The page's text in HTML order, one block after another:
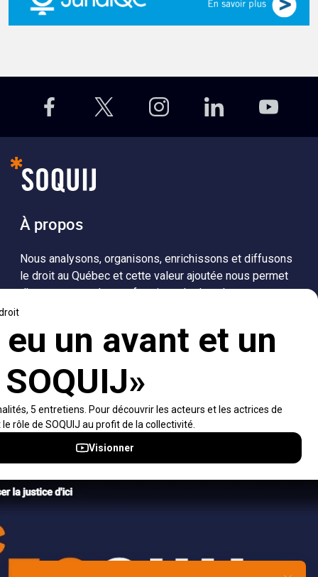
À propos
Nous analysons, organisons, enrichissons et diffusons
le droit au Québec et cette valeur ajoutée nous permet
d’accompagner les professionnels dans leurs
population dans sa compréhension du droit.
Accès rapides
À propos
Nétiquette
Notifications et fils RSS